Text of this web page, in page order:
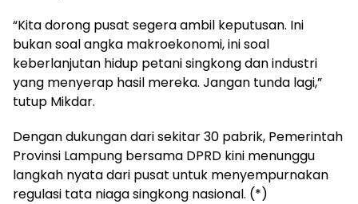
“Kita dorong pusat segera ambil keputusan. Ini
bukan soal angka makroekonomi, ini soal
keberlanjutan hidup petani singkong dan industri
yang menyerap hasil mereka. Jangan tunda lagi,”
tutup Mikdar.
Dengan dukungan dari sekitar 30 pabrik, Pemerintah
Provinsi Lampung bersama DPRD kini menunggu
langkah nyata dari pusat untuk menyempurnakan
regulasi tata niaga singkong nasional. (*)